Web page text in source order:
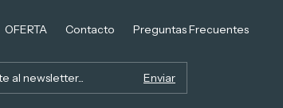
OFERTA Contacto Preguntas Frecuentes